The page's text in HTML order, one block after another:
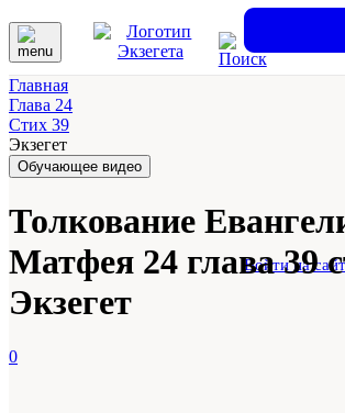
Войти на сайт
Главная
Глава 24
Стих 39
Экзегет
Обучающее видео
Толкование
Матфея 24 глава 39
Экзегет
0